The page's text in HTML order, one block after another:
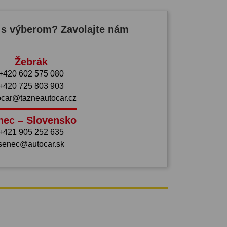
výberom? Zavolajte nám
Žebrák
602 575 080
725 803 903
– Slovensko
905 252 635